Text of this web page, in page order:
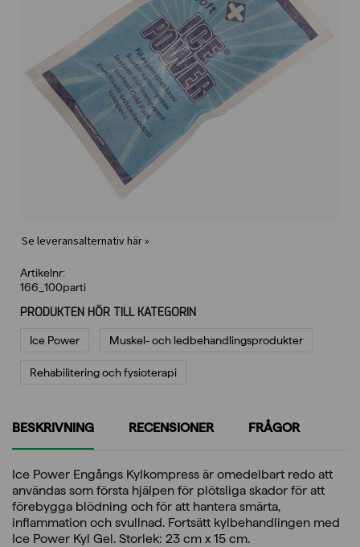
Se leveransalternativ här »
Artikelnr:
166_100parti
PRODUKTEN HÖR TILL KATEGORIN
Ice Power Muskel- och ledbehandlings­produkter
Rehabilitering och fysioterapi
BESKRIVNING RECENSIONER FRÅGOR
Ice Power Engångs Kylkompress är omedelbart redo att
användas som första hjälpen för plötsliga skador för att
förebygga blödning och för att hantera smärta,
inflammation och svullnad. Fortsätt kylbehandlingen med
Ice Power Kyl Gel. Storlek: 23 cm x 15 cm.